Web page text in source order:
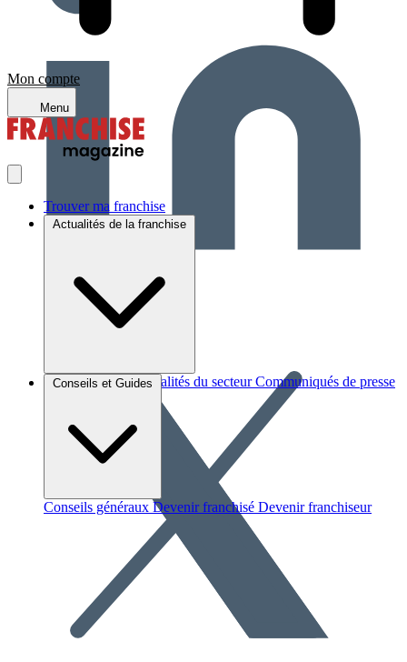
Mon compte
Menu
Trouver ma franchise
Actualités de la franchise
Brèves et actus Actualités du secteur Communiqués de presse
Conseils et Guides
Conseils généraux Devenir franchisé Devenir franchiseur